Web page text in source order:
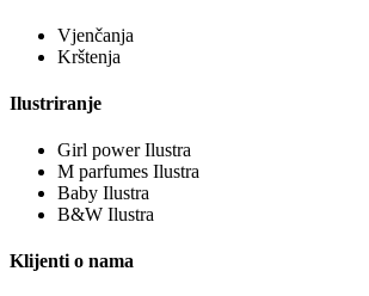
Vjenčanja
Krštenja
Ilustriranje
Girl power Ilustra
M parfumes Ilustra
Baby Ilustra
B&W Ilustra
Klijenti o nama